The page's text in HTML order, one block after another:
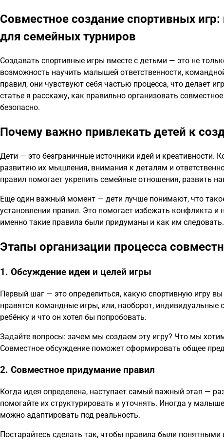
Совместное создание спортивных
для семейных турниров
Создавать спортивные игры вместе с детьми — это не
возможность научить малышей ответственности,
правил, они чувствуют себя частью процесса, что делает
статье я расскажу, как правильно организовать
безопасно.
Почему важно привлекать детей к
Дети — это безграничные источники идей и креативности.
развитию их мышления, внимания к деталям и
правил помогает укрепить семейные отношения, развить
Еще один важный момент — дети лучше понимают, что
установлении правил. Это помогает избежать конфликта
именно такие правила были придуманы и как им следовать.
Этапы организации процесса
1. Обсуждение идеи и целей игры
Первый шаг — это определиться, какую спортивную игру
нравятся командные игры, или, наоборот,
ребёнку и что он хотел бы попробовать.
Задайте вопросы: зачем мы создаем эту игру? Что мы
Совместное обсуждение поможет сформировать общее
2. Совместное придумание правил
Когда идея определена, наступает самый важный этап —
помогайте их структурировать и уточнять. Иногда у
можно адаптировать под реальность.
Постарайтесь сделать так, чтобы правила были